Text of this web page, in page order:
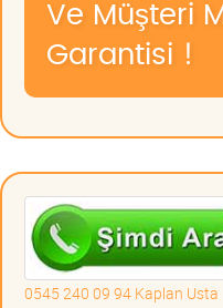
Ve Müşteri
Garantisi !
0545 240 09 94 Kaplan Usta